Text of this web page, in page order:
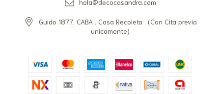
hola@decocasandra.com
Guido 1877, CABA . Casa Recoleta . (Con Cita previa
unicamente)